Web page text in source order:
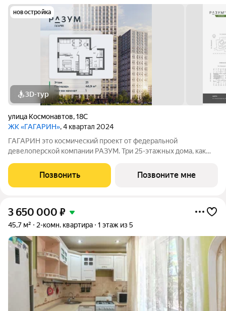
новостройка
3D-тур
улица Космонавтов,18С
ЖК «ГАГАРИН», 4 квартал 2024
ГАГАРИН это космический проект от федеральной
девелоперской компании РАЗУМ. Три 25-этажных дома, как
отправился в космос, станут для жителей отправной точкой в
начинаниях. В районе есть
Позвонить Позвоните мне
3 650 000 ₽
45,7 м² 2-комн. квартира 1 этаж из 5